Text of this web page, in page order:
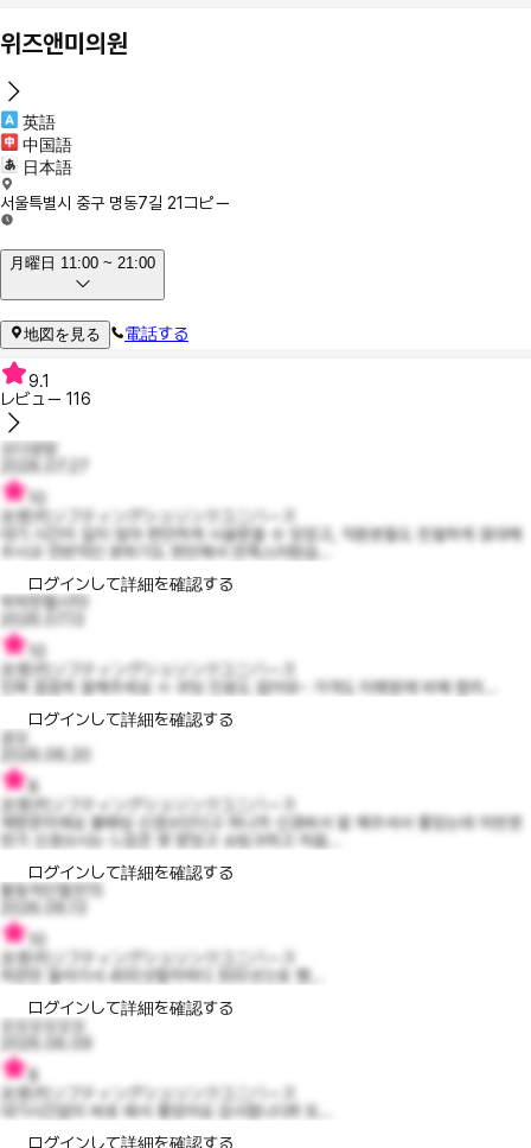
위즈앤미의원
英語
中国語
日本語
서울특별시 중구 명동7길 21 コピー
月曜日 11:00 ~ 21:00
地図を見る 電話する
9.1
レビュー 116
오디얌얌
次世代リフティングシュリンクユニバース
대기 시간이 길지 않아 편안하게 시술받을 수 있었고, 직원분들도 친절하게 응대해
주시규 전반적인 분위기도 편안해서 만족스러웠습...
ログインして詳細を確認する
싹싹한첼시10
次世代リフティングシュリンクユニバース
진짜 꼼꼼히 잘해주세요 ㅠ 과잉 진료도 없어유~ 가격도 타병원에 비해 합리...
ログインして詳細を確認する
공오
2026.06.20
8
次世代リフティングシュリンクユニバース
재방문이에요 볼패임 신경쓰인다고 하니까 신경써서 잘 해주셔서 좋았는데 이번엔
먼가 신경쓰시는 느낌은 못 받았고 슈링크하고 처음...
ログインして詳細を確認する
활동적인엘프15
次世代リフティングシュリンクユニバース
하관만 들어가서 400샷할까하다 300샷으로 했...
ログインして詳細を確認する
오오오오오오
8
次世代リフティングシュリンクユニバース
대기시간없이 바로 돼서 좋았어요 감사합니다!!! 또...
ログインして詳細を確認する